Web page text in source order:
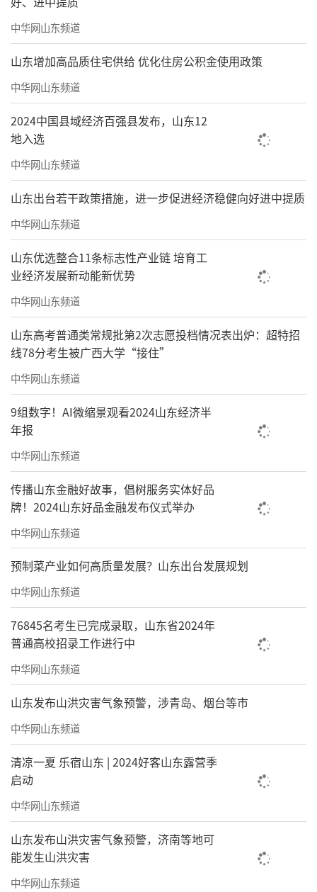
（来源：大众网·海报新闻 刘亚 宋一鸣
责任编辑：窦静
中华网山东频道
山东增加高品质住宅供给 优化住房公积金使用政策
中华网山东频道
2024中国县域经济百强县发布，山东12
地入选
中华网山东频道
山东出台若干政策措施，进一步促进经济稳健向好进中提质
中华网山东频道
山东优选整合11条标志性产业链 培育工
业经济发展新动能新优势
中华网山东频道
山东高考普通类常规批第2次志愿投档情况表出炉：超特招
线78分考生被广西大学“接住”
中华网山东频道
9组数字！AI微缩景观看2024山东经济半
年报
中华网山东频道
传播山东金融好故事，倡树服务实体好品
牌！2024山东好品金融发布仪式举办
中华网山东频道
预制菜产业如何高质量发展？山东出台发展规划
中华网山东频道
76845名考生已完成录取，山东省2024年
普通高校招录工作进行中
中华网山东频道
山东发布山洪灾害气象预警，涉青岛、烟台等市
中华网山东频道
清凉一夏 乐宿山东 | 2024好客山东露营季
启动
中华网山东频道
山东发布山洪灾害气象预警，济南等地可
能发生山洪灾害
中华网山东频道